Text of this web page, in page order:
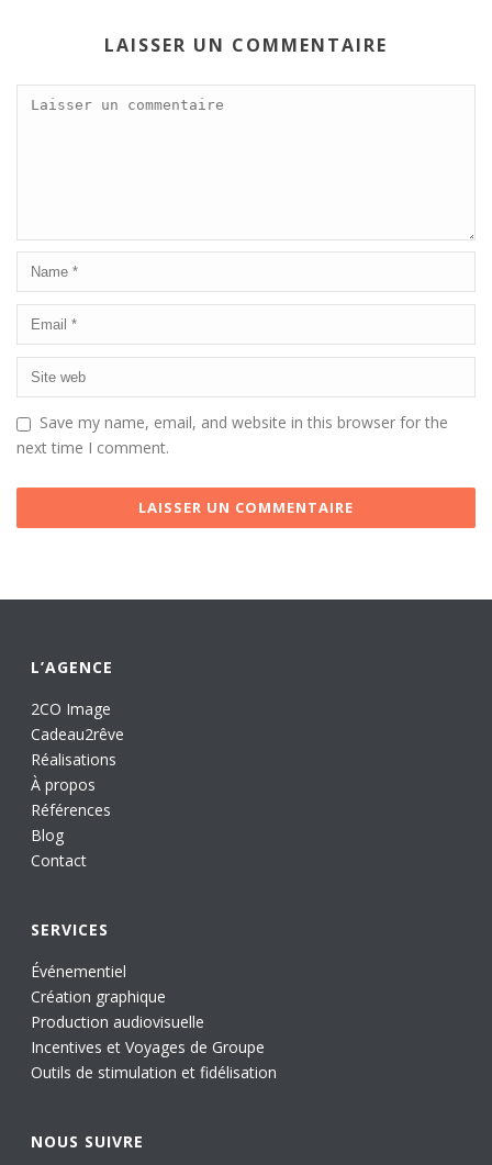
LAISSER UN COMMENTAIRE
Save my name, email, and website in this browser for the
next time I comment.
L’AGENCE
2CO Image
Cadeau2rêve
Réalisations
À propos
Références
Blog
Contact
SERVICES
Événementiel
Création graphique
Production audiovisuelle
Incentives et Voyages de Groupe
Outils de stimulation et fidélisation
NOUS SUIVRE